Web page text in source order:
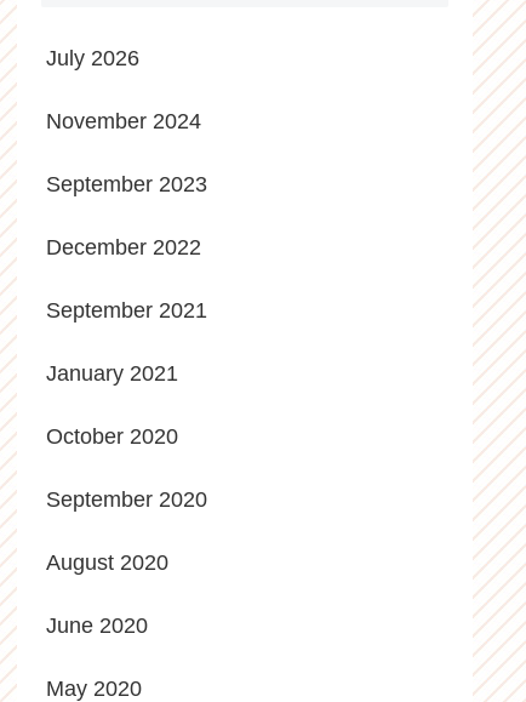
July 2026
November 2024
September 2023
December 2022
September 2021
January 2021
October 2020
September 2020
August 2020
June 2020
May 2020